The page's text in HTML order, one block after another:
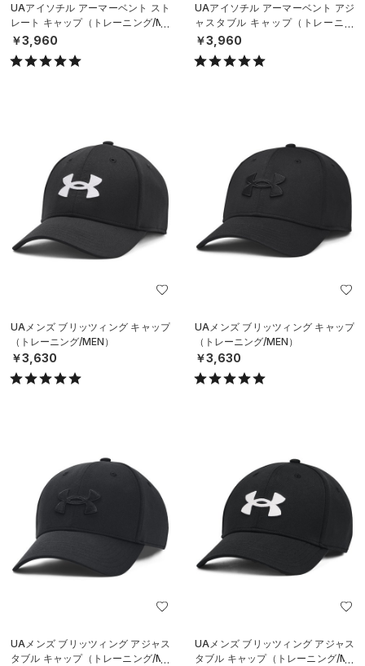
UAアイソチル アーマーベント スト
レート キャップ（トレーニング/ME
N）
￥3,960
UAアイソチル アーマーベント アジ
ャスタブル キャップ（トレーニン
グ/MEN）
￥3,960
UAメンズ ブリッツィング キャップ
（トレーニング/MEN）
￥3,630
UAメンズ ブリッツィング キャップ
（トレーニング/MEN）
￥3,630
UAメンズ ブリッツィング アジャス
タブル キャップ（トレーニング/ME
UAメンズ ブリッツィング アジャス
タブル キャップ（トレーニング/ME